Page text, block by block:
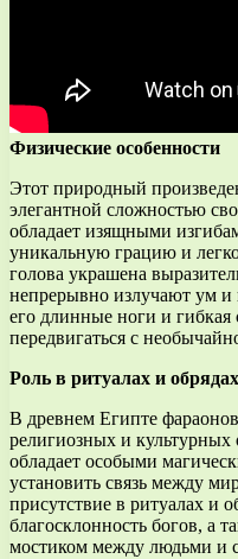
Физические особенности
Этот природный
элегантной сложностью
обладает изящными
уникальную грацию и
голова украшена
непрерывно излучают ум и
его длинные ноги и
передвигаться с
Роль в ритуалах и обрядах
В древнем Египте
религиозных и культурных
обладает особыми
установить связь между
присутствие в ритуалах и
благосклонность богов, а
мостиком между людьми и